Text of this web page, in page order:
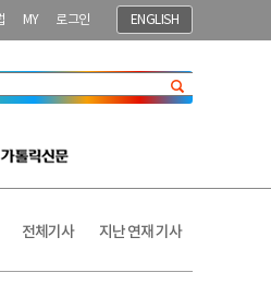
MY 로그인 ENGLISH
전체기사 지난 연재 기사